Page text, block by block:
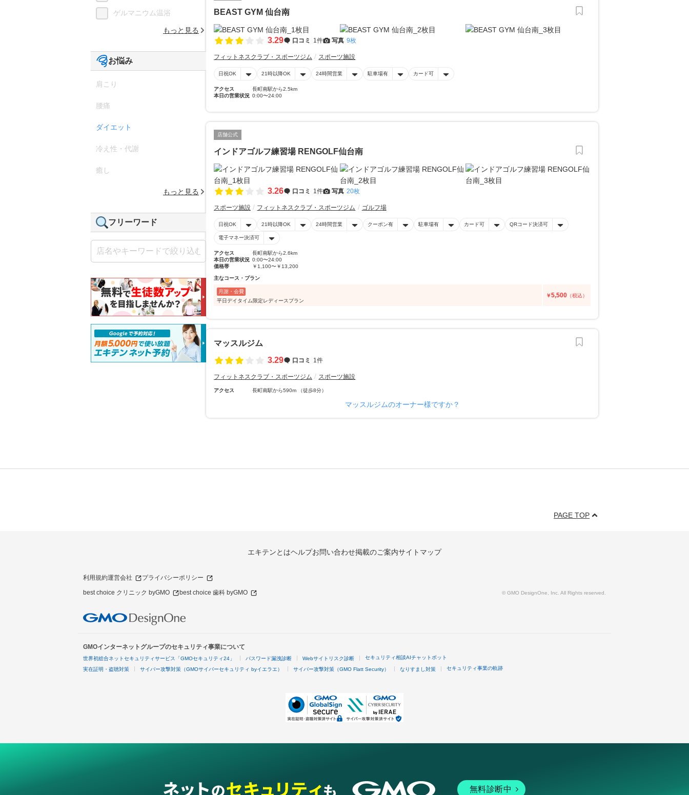
BEAST GYM 仙台南
3.29 口コミ 1件 写真 9枚
フィットネスクラブ・スポーツジム スポーツ施設
日祝OK 21時以降OK 24時間営業 駐車場有 カード可
アクセス
長町南駅から2.5km
本日の営業状況 0:00〜24:00
店舗公式
インドアゴルフ練習場 RENGOLF仙台南
3.26 口コミ 1件 写真 20枚
スポーツ施設 フィットネスクラブ・スポーツジム ゴルフ場
日祝OK 21時以降OK 24時間営業 クーポン有 駐車場有 カード可 QRコード決済可
電子マネー決済可
アクセス
長町南駅から2.6km
本日の営業状況 0:00〜24:00
価格帯
￥1,100〜￥13,200
主なコース・プラン
月謝・会費
平日デイタイム限定レディースプラン
￥5,500 （税込）
マッスルジム
3.29
口コミ 1件
フィットネスクラブ・スポーツジム スポーツ施設
アクセス 長町南駅から590m （徒歩8分）
マッスルジムのオーナー様ですか？
ゲルマニウム温浴
もっと見る
お悩み
肩こり
腰痛
ダイエット
冷え性・代謝
癒し
もっと見る
フリーワード
PAGE TOP
エキテンとはヘルプお問い合わせ掲載のご案内サイトマップ
利用規約運営会社 プライバシーポリシー
best choice クリニック byGMO best choice 歯科 byGMO © GMO DesignOne, Inc. All Rights reserved.
GMOインターネットグループのセキュリティ事業について
世界初総合ネットセキュリティサービス「GMOセキュリティ24」 パスワード漏洩診断 Webサイトリスク診断 セキュリティ相談AIチャットボット
実在証明・盗聴対策 サイバー攻撃対策（GMOサイバーセキュリティ byイエラエ） サイバー攻撃対策（GMO Flatt Security） なりすまし対策 セキュリティ事業の軌跡
無料診断中